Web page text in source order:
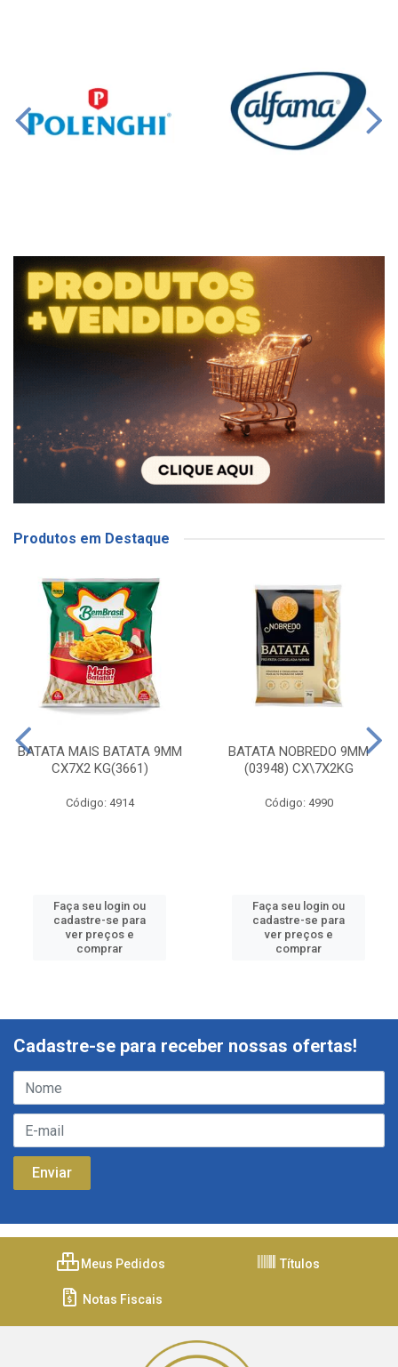
Produtos em Destaque
BATATA MAIS BATATA 9MM
CX7X2 KG(3661)
Código: 4914
Faça seu login ou
cadastre-se para
ver preços e
comprar
BATATA NOBREDO 9MM
(03948) CX\7X2KG
Código: 4990
Faça seu login ou
cadastre-se para
ver preços e
comprar
Cadastre-se para receber nossas ofertas!
Meus Pedidos Títulos
Notas Fiscais